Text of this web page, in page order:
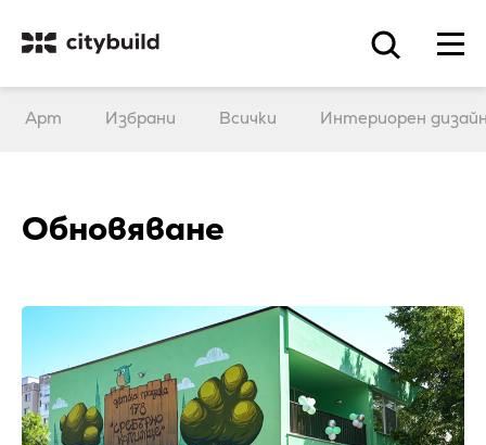
Арт Избрани Всички Интериорен
Обновяване